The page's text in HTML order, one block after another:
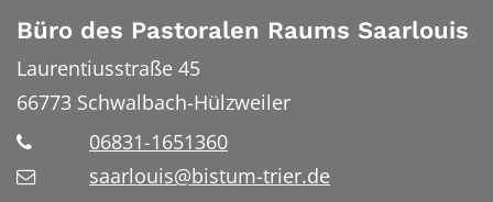
Büro des Pastoralen Raums Saarlouis
Laurentiusstraße 45
66773 Schwalbach-Hülzweiler
06831-1651360
saarlouis@bistum-trier.de